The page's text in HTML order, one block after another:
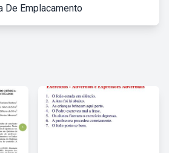
De Emplacamento